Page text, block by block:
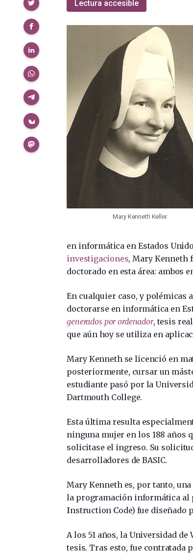
Lectura accesible
Mary Kenneth Keller.
en informática en Estados
investigaciones, Mary Kenneth
doctorado en esta área: ambos
En cualquier caso, y polémicas
doctorarse en informática en
generados por ordenador, tesis
que aún hoy se utiliza en
Mary Kenneth se licenció en
posteriormente, cursar un
estudiante pasó por la
Dartmouth College.
Esta última resulta
ninguna mujer en los 188 años
solicitase el ingreso. Su
desarrolladores de BASIC.
Mary Kenneth es, por tanto,
la programación informática al
Instruction Code) fue diseñado
A los 51 años, la Universidad
tesis. Tras esto, fue contratada